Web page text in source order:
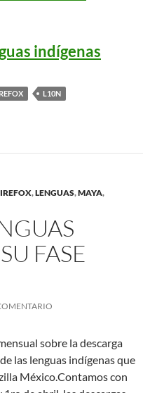
indígenas
L10N
,LENGUAS,MAYA,
FASE
sobre la descarga
las lenguas indígenas que
México.Contamos con